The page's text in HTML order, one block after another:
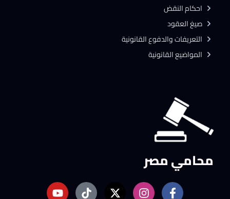
محامي مصر
احكام النقض
صيغ العقود
التعريفات والدفوع القانونية
المواضيع القانونية